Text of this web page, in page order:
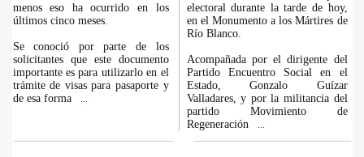
menos eso ha ocurrido en los
últimos cinco meses.
Se conoció por parte de los
solicitantes que este documento
importante es para utilizarlo en el
trámite de visas para pasaporte y
de esa forma
electoral durante la tarde de hoy,
en el Monumento a los Mártires de
Río Blanco.
Acompañada por el dirigente del
Partido Encuentro Social en el
Estado, Gonzalo Guízar
Valladares, y por la militancia del
partido Movimiento de
Regeneración